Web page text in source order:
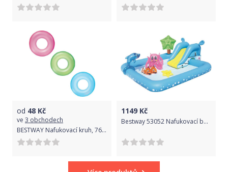
od 48 Kč
ve 3 obchodech
BESTWAY Nafukovací kruh, 76cm (růžový/modrý/zelený)
1149 Kč
Bestway 53052 Nafukovací bazének se skluzavkou a doplňky